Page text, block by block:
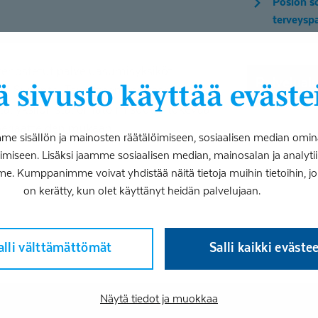
sivusto käyttää
sisällön ja mainosten räätälöimiseen, sosiaalisen median
Lisäksi jaamme sosiaalisen median, mainosalan ja
Kumppanimme voivat yhdistää näitä tietoja muihin tietoihin,
on kerätty, kun olet käyttänyt heidän palvelujaan.
välttämättömät Salli kaikki
Näytä tiedot ja muokkaa
palveluasumisyksiköt
Suvanto. Tavoitteena on tarjota
yksilöllistä, omatoimisuutta tukevaa
mukaan.